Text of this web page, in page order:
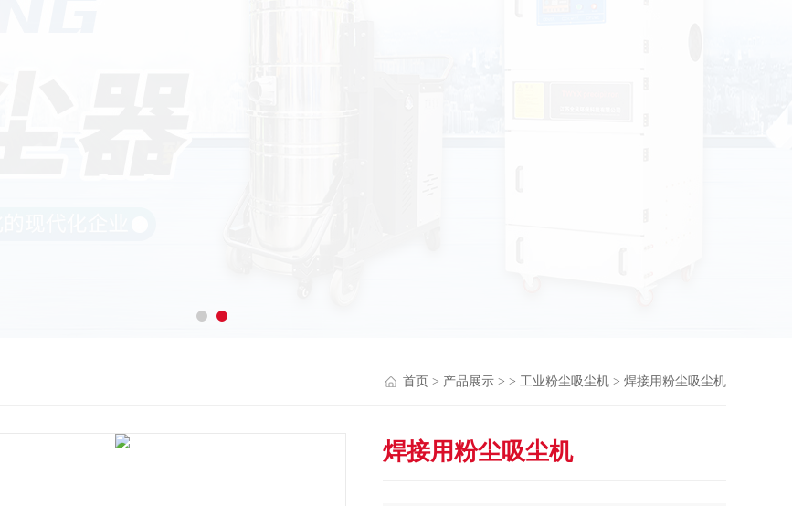
首页 > 产品展示 > > 工业粉尘吸尘机 > 焊接用粉尘吸尘机
焊接用粉尘吸尘机